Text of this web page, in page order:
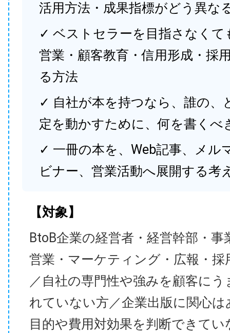
活用方法・成果指標がどう異な
✓ ベストセラーを目指さなくて
営業・顧客教育・信用形成・採
る方法
✓ 自社が本を持つなら、誰の、
定を動かすために、何を書くべ
✓ 一冊の本を、Web記事、メル
ビナー、営業活動へ展開する考
【対象】
BtoB企業の経営者・経営幹部・事
営業・マーケティング・広報・採
／自社の専門性や強みを顧客に
れていない方／企業出版に関心
目的や費用対効果を判断できてい